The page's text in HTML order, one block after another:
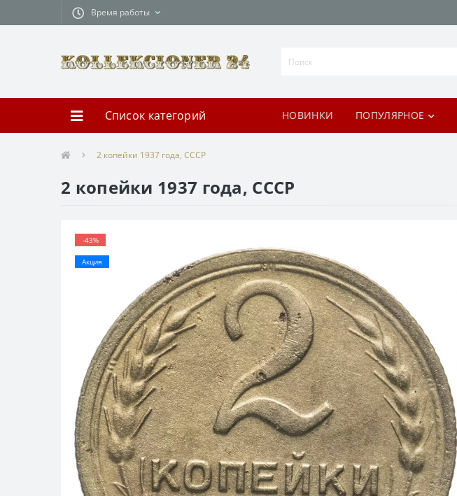
Время работы
Список категорий НОВИНКИ ПОПУЛЯРНОЕ
2 копейки 1937 года, СССР
2 копейки 1937 года, СССР
-43%
Акция